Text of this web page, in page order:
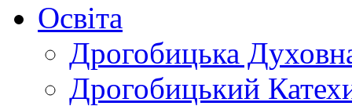
Освіта
Дрогобицька
Дрогобицький